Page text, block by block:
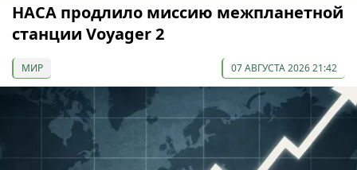
НАСА продлило миссию межпланетной
станции Voyager 2
МИР 07 АВГУСТА 2026 21:42